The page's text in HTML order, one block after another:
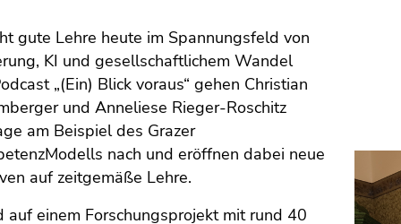
gute Lehre heute im Spannungsfeld von
KI und gesellschaftlichem Wandel
„(Ein) Blick voraus“ gehen Christian
und Anneliese Rieger-Roschitz
am Beispiel des Grazer
nach und eröffnen dabei neue
auf zeitgemäße Lehre.
auf einem Forschungsprojekt mit rund 40